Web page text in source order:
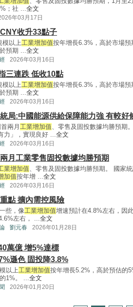
；社 ...全文
年03月17日
收升33點子
模以上工業增加值按年增長6.3%，高於市場
預期 ...全文
2026年03月16日
三連跌 低收10點
模以上工業增加值按年增長6.3%，高於市場
預期 ...全文
2026年03月16日
局:中國能源供給保障能力強 有較好
兩月 工業增加值、零售及固投數據均勝預期
力」，實現良好 ...全文
2026年03月16日
月工業零售固投數據均勝預期
業增加值、零售及固投數據均勝預期。 國家
加值按年增 ...全文
2026年03月16日
點 擴內需控風險
些，像工業增加值增速預計在4.8%左右，因
左右， ...全文
劉元春 2026年01月28日
萬億 增5%達標
遜色 固投降3.8%
以上工業增加值按年增長5.2%，高於預估的
1%。 ... 全文
2026年01月20日